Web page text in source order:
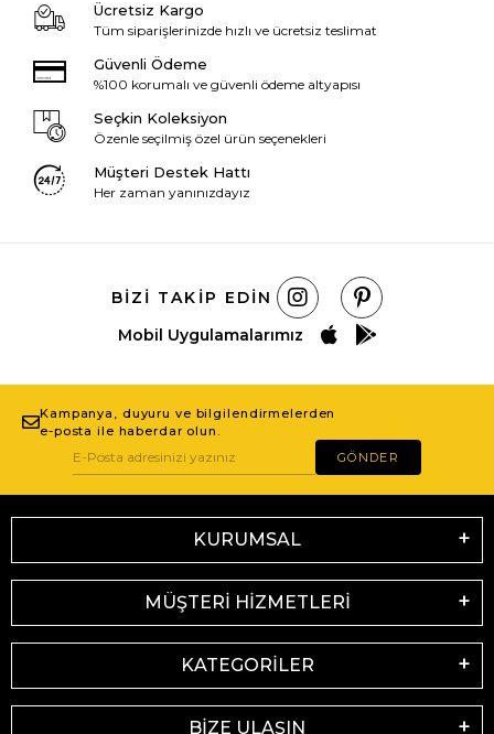
Ücretsiz Kargo
Tüm siparişlerinizde hızlı ve ücretsiz teslimat
Güvenli Ödeme
%100 korumalı ve güvenli ödeme altyapısı
Seçkin Koleksiyon
Özenle seçilmiş özel ürün seçenekleri
Müşteri Destek Hattı
Her zaman yanınızdayız
BIZI TAKIP EDIN
Mobil Uygulamalarımız
Kampanya, duyuru ve bilgilendirmelerden
e-posta ile haberdar olun.
GÖNDER
KURUMSAL
MÜŞTERİ HİZMETLERİ
KATEGORİLER
BİZE ULAŞIN